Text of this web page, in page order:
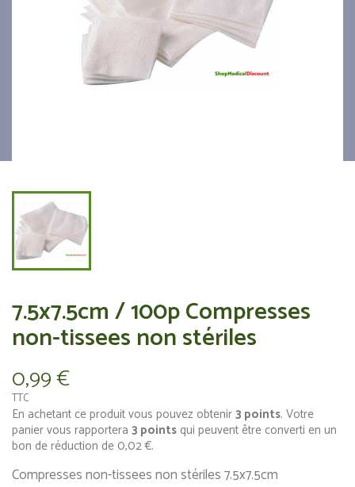
stériles
7.5x7.5cm / 100p Compresses
non-tissees non stériles
0,99 €
TTC
En achetant ce produit vous pouvez obtenir3 points. Votre
panier vous rapportera 3 points qui peuvent être converti en un
bon de réduction de 0,02 €.
Compresses non-tissees non stériles 7.5x7.5cm